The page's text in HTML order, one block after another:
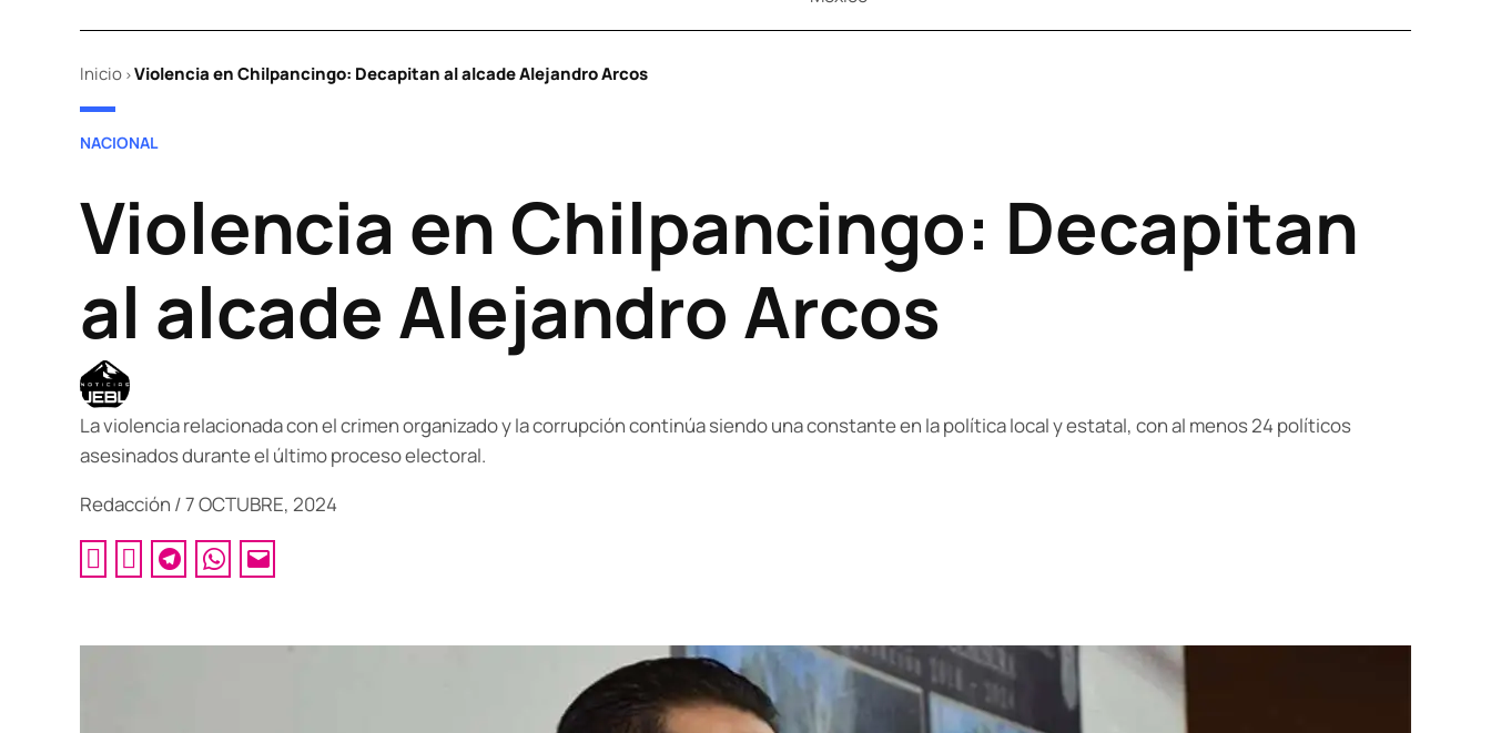
Inicio >Violencia en Chilpancingo: Decapitan al alcade Alejandro Arcos
POSTED
NACIONAL
Violencia en Chilpancingo: Decapitan
al alcade Alejandro Arcos
La violencia relacionada con el crimen organizado y la corrupción continúa siendo una constante en la política local y estatal, con al menos 24 políticos
asesinados durante el último proceso electoral.
Redacción /7 OCTUBRE, 2024